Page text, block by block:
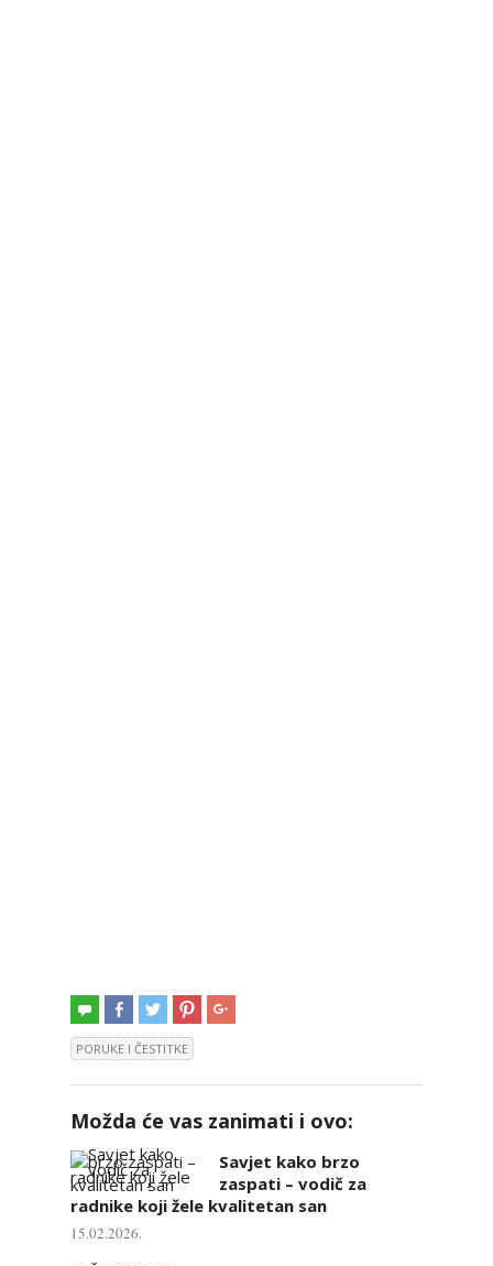
PORUKE I ČESTITKE
Možda će vas zanimati i ovo:
Savjet kako brzo
zaspati – vodič za
radnike koji žele kvalitetan san
15.02.2026.